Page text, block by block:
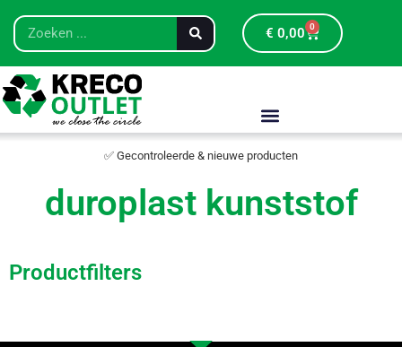
€ 0,00 0
✅ Gecontroleerde & nieuwe producten
duroplast kunststof
Productfilters